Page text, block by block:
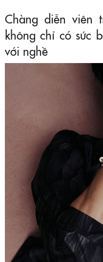
Chàng diễn viên
không chỉ có sức
với nghề